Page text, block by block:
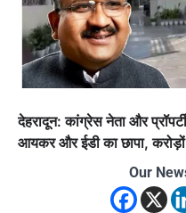
देहरादून: कांग्रेस नेता और
आयकर और ईडी का छापा,
Our